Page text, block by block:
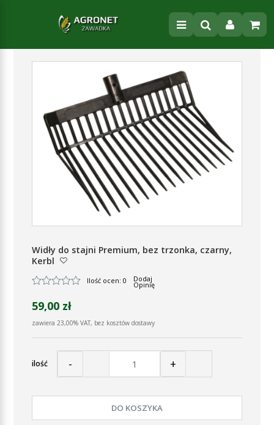
Widły do stajni Premium, bez trzonka, czarny,
Kerbl
Ilość ocen: 0 Dodaj
Opinię
59,00 zł
zawiera 23,00% VAT, bez kosztów dostawy
ilość - +
DO KOSZYKA